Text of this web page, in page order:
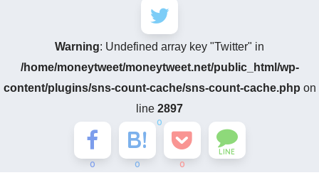
Warning: Undefined array key "Twitter" in
/home/moneytweet/moneytweet.net/public_html/wp-
content/plugins/sns-count-cache/sns-count-cache.php on
line 2897
0
0 0 0
LINE